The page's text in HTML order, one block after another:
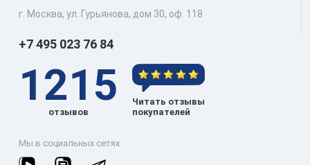
г. Москва, ул. Гурьянова, дом 30, оф. 118
+7 495 023 76 84
1215
отзывов
Читать отзывы
покупателей
Мы в социальных сетях